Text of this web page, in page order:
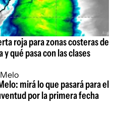
roja para zonas costeras de
qué pasa con las clases
mirá lo que pasará para el
por la primera fecha